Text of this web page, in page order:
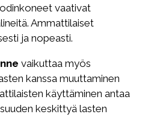
vaativat
Ammattilaiset
ja nopeasti.
vaikuttaa myös
kanssa muuttaminen
käyttäminen antaa
keskittyä lasten